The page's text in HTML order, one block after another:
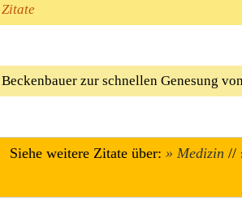
Zitate
Beckenbauer zur schnellen Genesung
Siehe weitere Zitate über: Medizin //